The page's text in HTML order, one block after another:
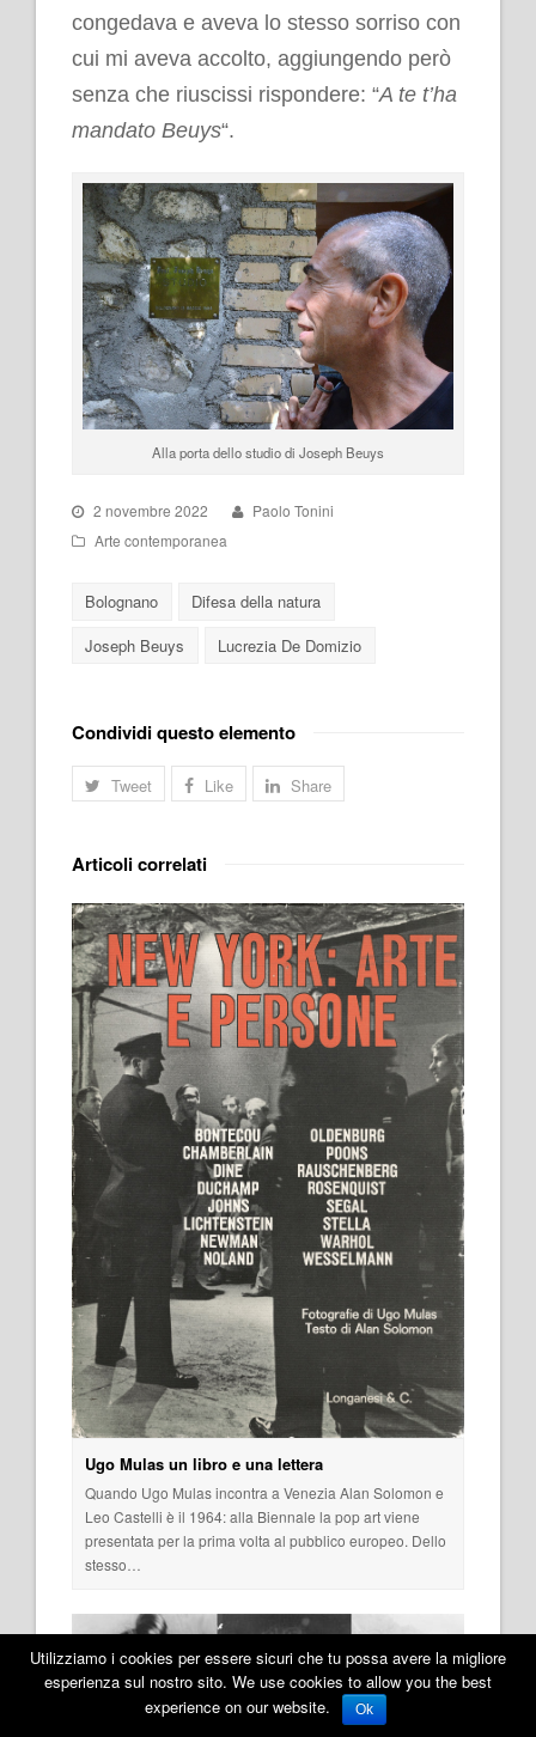
congedava e aveva lo stesso sorriso con
cui mi aveva accolto, aggiungendo però
senza che riuscissi rispondere: “A te t’ha
mandato Beuys“.
Alla porta dello studio di Joseph Beuys
2 novembre 2022
Paolo Tonini
Arte contemporanea
Bolognano
Difesa della natura
Joseph Beuys
Lucrezia De Domizio
Condividi questo elemento
Tweet Like Share
Articoli correlati
Ugo Mulas un libro e una lettera
Quando Ugo Mulas incontra a Venezia Alan Solomon e
Leo Castelli è il 1964: alla Biennale la pop art viene
presentata per la prima volta al pubblico europeo. Dello
stesso…
Utilizziamo i cookies per essere sicuri che tu possa avere la migliore
esperienza sul nostro sito. We use cookies to allow you the best
experience on our website.
Ok